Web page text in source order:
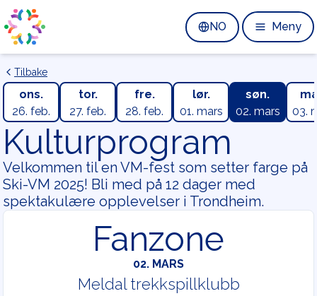
Hopp til
NO Meny
Tilbake
ons.
26. feb.
tor.
27. feb.
fre.
28. feb.
lør.
01. mars
søn.
02. mars
03.
Kulturprogram
Velkommen til en VM-fest som setter farge på
Ski-VM 2025! Bli med på 12 dager med
spektakulære opplevelser i Trondheim.
Fanzone
02. MARS
Meldal trekkspillklubb